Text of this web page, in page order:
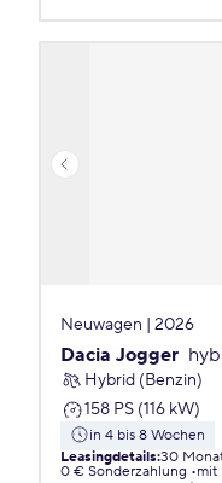
Neuwagen | 2026
Dacia Jogger
Hybrid (Benzin)
158 PS (116 kW)
in 4 bis 8 Wochen
Leasingdetails:30
0 € Sonderzahlung
mit